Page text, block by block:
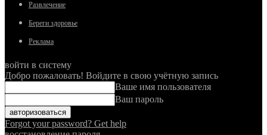
Развлечение
Береги здоровье
Реклама
войти в систему
Добро пожаловать! Войдите в свою учётную запись
Ваше имя пользователя
Ваш пароль
Forgot your password? Get help